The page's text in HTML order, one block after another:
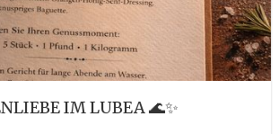
IM LUBEA 🌊✨